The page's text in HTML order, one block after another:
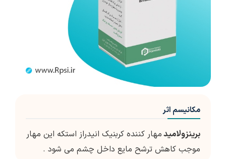
مکانیسم اثر
برینزولامیدمهار کننده کربنیک انیدراز استکه این مهار
موجب کاهش ترشح مایع داخل چشم می شود .